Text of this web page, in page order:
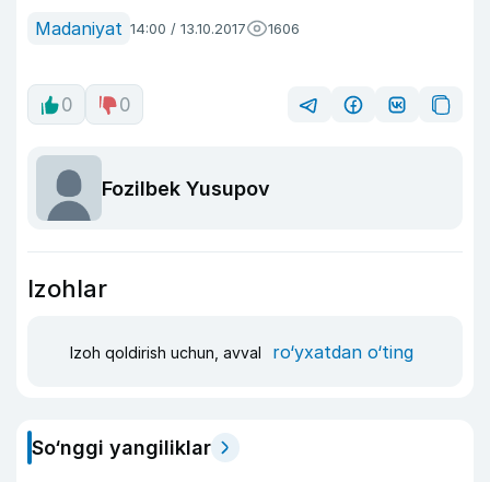
Madaniyat 14:00 / 13.10.2017 1606
0 0
Fozilbek Yusupov
Izohlar
Izoh qoldirish uchun, avval ro‘yxatdan o‘ting
So‘nggi yangiliklar